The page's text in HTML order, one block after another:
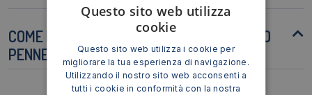
COME POSSO PROLUNGARE LA VITA DEL MIO
PENNELLO?
Questo sito web utilizza
cookie
Questo sito web utilizza i cookie per
migliorare la tua esperienza di navigazione.
Utilizzando il nostro sito web acconsenti a
tutti i cookie in conformità con la nostra